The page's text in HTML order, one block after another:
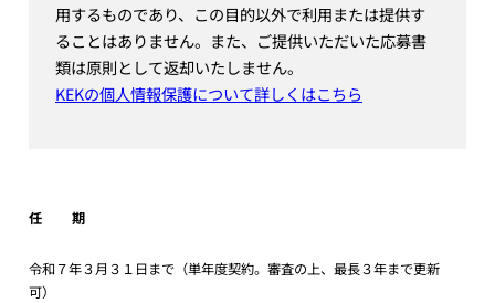
用するものであり、この目的以外で利用または提供す
ることはありません。また、ご提供いただいた応募書
類は原則として返却いたしません。
KEKの個人情報保護について詳しくはこちら
任 期
令和７年３月３１日まで（単年度契約。審査の上、最長３年まで更新
可）